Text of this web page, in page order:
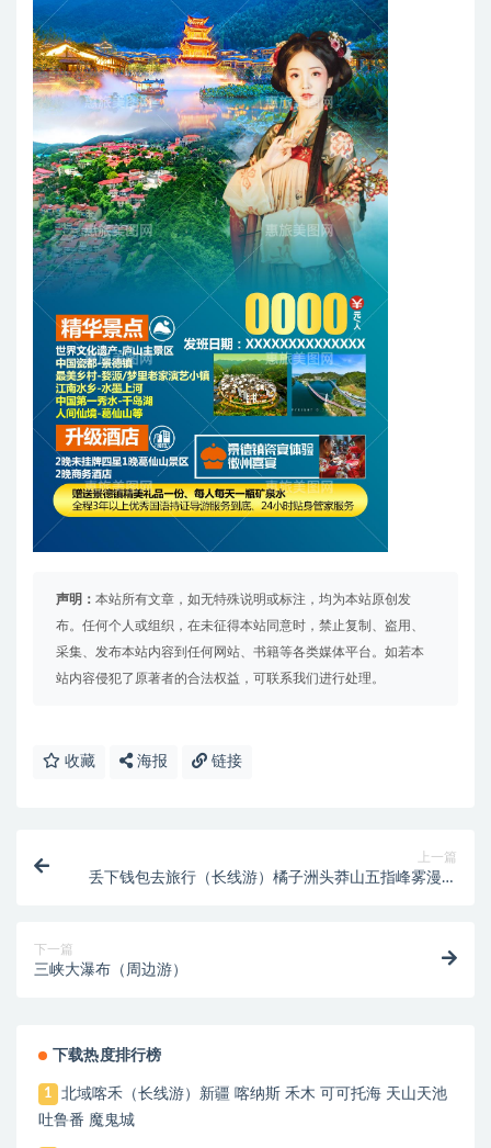
声明： 本站所有文章，如无特殊说明或标注，均为本站原创发
布。任何个人或组织，在未征得本站同意时，禁止复制、盗用、
采集、发布本站内容到任何网站、书籍等各类媒体平台。如若本
站内容侵犯了原著者的合法权益，可联系我们进行处理。
收藏 海报 链接
上一篇
丢下钱包去旅行（长线游）橘子洲头莽山五指峰雾漫小
下一篇
三峡大瀑布（周边游）
下载热度排行榜
1
北域喀禾（长线游）新疆 喀纳斯 禾木 可可托海 天山天池
吐鲁番 魔鬼城